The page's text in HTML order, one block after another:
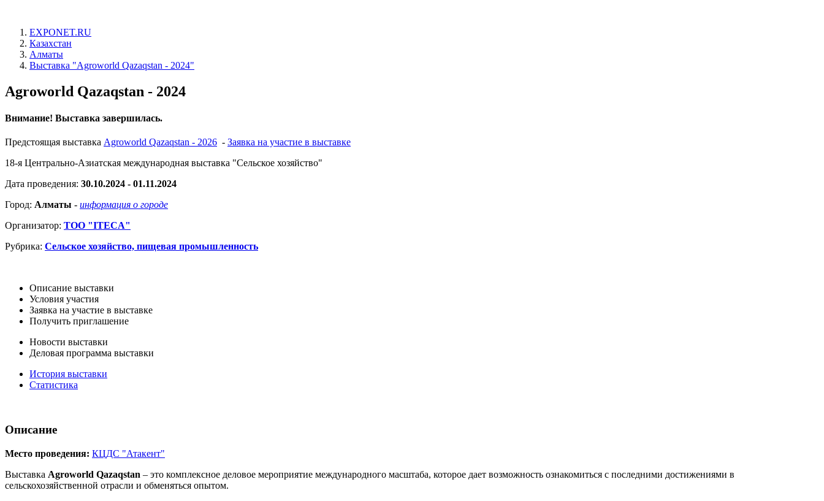
EXPONET.RU
Казахстан
Алматы
Выставка "Agroworld Qazaqstan - 2024"
Agroworld Qazaqstan - 2024
Внимание! Выставка завершилась.
Предстоящая выставка Agroworld Qazaqstan - 2026 - Заявка на участие в выставке
18-я Центрально-Азиатская международная выставка "Сельское хозяйство"
Дата проведения: 30.10.2024 - 01.11.2024
Город: Алматы - информация о городе
Организатор: ТОО "ITECA"
Рубрика: Сельское хозяйство, пищевая промышленность
Описание выставки
Условия участия
Заявка на участие в выставке
Получить приглашение
Новости выставки
Деловая программа выставки
История выставки
Статистика
Описание
Место проведения: КЦДС "Атакент"
Выставка Agroworld Qazaqstan – это комплексное деловое мероприятие международного масштаба, которое дает возможность ознакомиться с последними достижениями в
сельскохозяйственной отрасли и обменяться опытом.